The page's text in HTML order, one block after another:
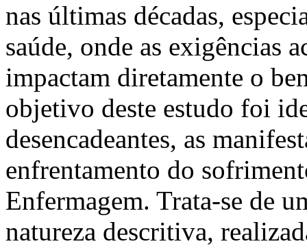
nas últimas décadas,
saúde, onde as exigências
impactam diretamente o
objetivo deste estudo foi
desencadeantes, as
enfrentamento do
Enfermagem. Trata-se de
natureza descritiva,